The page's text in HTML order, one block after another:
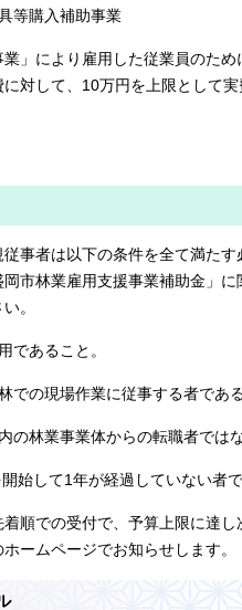
等購入補助事業
業」により雇用した従業員のた
に対して、10万円を上限として実
事者は以下の条件を全て満たす
市林業雇用支援事業補助金」に
。
であること。
での現場作業に従事する者であ
の林業事業体からの転職者では
開始して1年が経過していない者
順での受付で、予算上限に達し
ームページでお知らせします。